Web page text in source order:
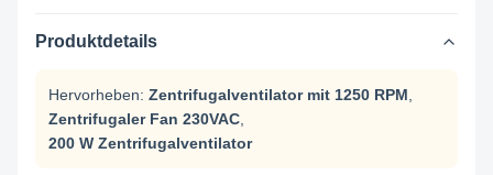
Produktdetails
Hervorheben: Zentrifugalventilator mit 1250 RPM
Zentrifugaler Fan 230VAC
200 W Zentrifugalventilator